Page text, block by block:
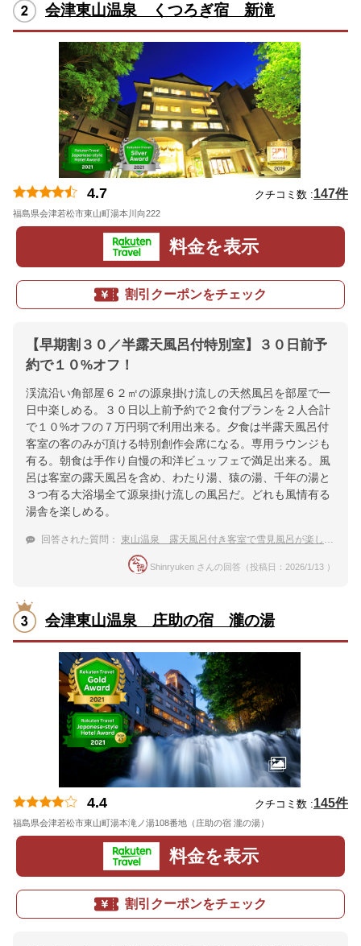
会津東山温泉 くつろぎ宿 新滝
4.7 クチコミ数 :147件
福島県会津若松市東山町湯本川向222
料金を表示
割引クーポンをチェック
【早期割３０／半露天風呂付特別室】３０日前予
約で１０%オフ！
渓流沿い角部屋６２㎡の源泉掛け流しの天然風呂を部屋で一
日中楽しめる。３０日以上前予約で２食付プランを２人合計
で１０%オフの７万円弱で利用出来る。夕食は半露天風呂付
客室の客のみが頂ける特別創作会席になる。専用ラウンジも
有る。朝食は手作り自慢の和洋ビュッフェで満足出来る。風
呂は客室の露天風呂を含め、わたり湯、猿の湯、千年の湯と
３つ有る大浴場全て源泉掛け流しの風呂だ。どれも風情有る
湯舎を楽しめる。
回答された質問： 東山温泉 露天風呂付き客室で雪見風呂が楽しめる宿のおすすめは？
Shinryuken さんの回答（投稿日：2026/1/13 ）
会津東山温泉 庄助の宿 瀧の湯
4.4 クチコミ数 :145件
福島県会津若松市東山町湯本滝ノ湯108番地（庄助の宿 瀧の湯）
料金を表示
割引クーポンをチェック